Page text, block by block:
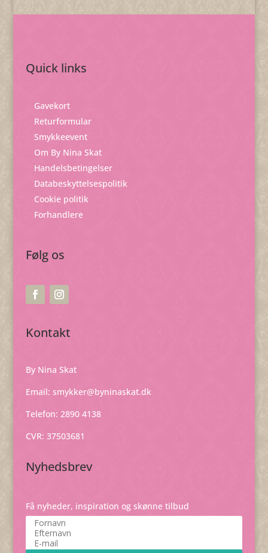
Quick links
Gavekort
Returformular
Smykkeevent
Om By Nina Skat
Handelsbetingelser
Databeskyttelsespolitik
Cookie politik
Forhandlere
Følg os
Kontakt
By Nina Skat
Email: smykker@byninaskat.dk
Telefon: 2890 4138
CVR: 37503681
Nyhedsbrev
Få nyheder, inspiration og skønne tilbud